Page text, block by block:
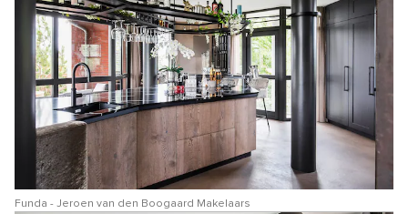
Funda - Jeroen van den Boogaard Makelaars